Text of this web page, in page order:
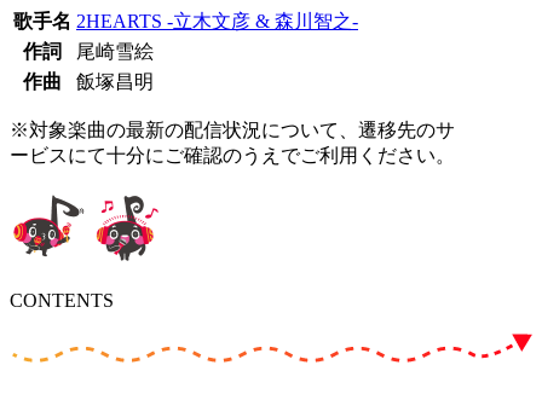
歌手名 2HEARTS -立木文彦 & 森川智之-
作詞
尾崎雪絵
作曲
飯塚昌明
※対象楽曲の最新の配信状況について、遷移先のサ
ービスにて十分にご確認のうえでご利用ください。
CONTENTS